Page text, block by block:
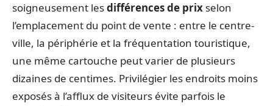
soigneusement lesdifférences de prix selon
l’emplacement du point de vente : entre le centre-
ville, la périphérie et la fréquentation touristique,
une même cartouche peut varier de plusieurs
dizaines de centimes. Privilégier les endroits moins
exposés à l’afflux de visiteurs évite parfois le